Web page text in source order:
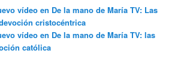
vídeo en De la mano de María TV: Las
cristocéntrica
vídeo en De la mano de María TV: las
católica